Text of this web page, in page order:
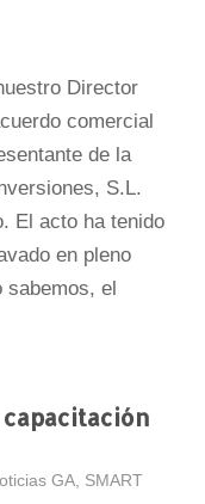
Director
comercial
de la
S.L.
El acto ha tenido
en pleno
sabemos, el
GA, SMART